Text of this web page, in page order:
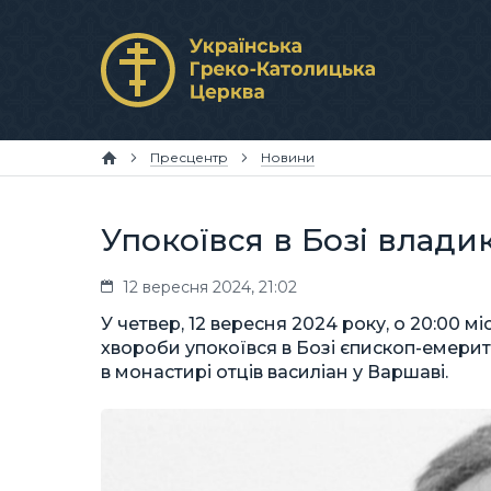
Пресцентр Новини
Упокоївся в Бозі
12 вересня 2024, 21:02
У четвер, 12 вересня 2024 року, о 20:00
хвороби упокоївся в Бозі єпископ-
в монастирі отців василіан у Варшаві.